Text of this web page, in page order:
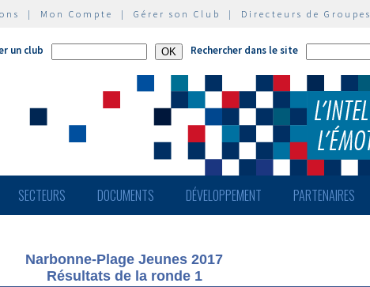
| Mon Compte | Gérer son Club | Directeurs de Groupes
un club Rechercher dans le site
SECTEURS DOCUMENTS DÉVELOPPEMENT PARTENAIRES
Narbonne-Plage Jeunes 2017
Résultats de la ronde 1